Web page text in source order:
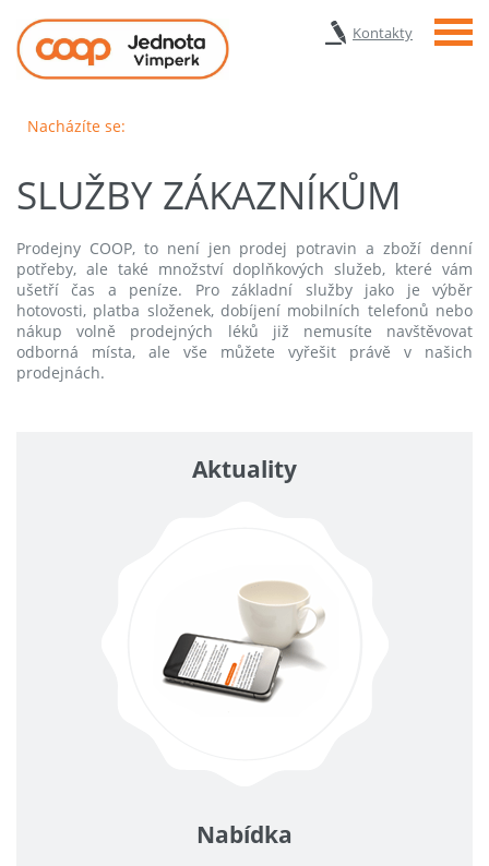
Kontakty Menu
Nacházíte se:
SLUŽBY ZÁKAZNÍKŮM
Prodejny COOP, to není jen prodej potravin a zboží denní
potřeby, ale také množství doplňkových služeb, které vám
ušetří čas a peníze. Pro základní služby jako je výběr
hotovosti, platba složenek, dobíjení mobilních telefonů nebo
nákup volně prodejných léků již nemusíte navštěvovat
odborná místa, ale vše můžete vyřešit právě v našich
prodejnách.
Aktuality
Nabídka